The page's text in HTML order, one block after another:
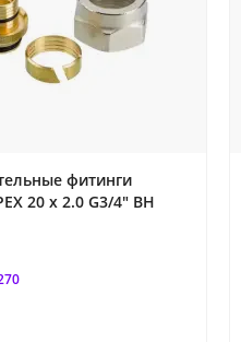
фитинги
20 x 2.0 G3/4" ВН